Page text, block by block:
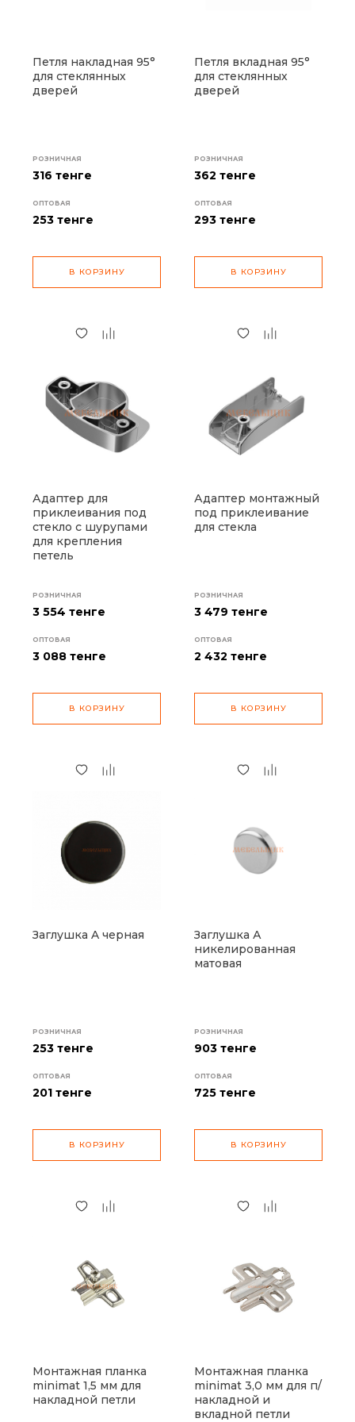
Петля накладная 95°
для стеклянных
дверей
РОЗНИЧНАЯ
316 тенге
ОПТОВАЯ
253 тенге
В КОРЗИНУ
Петля вкладная 95°
для стеклянных
дверей
РОЗНИЧНАЯ
362 тенге
ОПТОВАЯ
293 тенге
В КОРЗИНУ
Адаптер для
приклеивания под
стекло с шурупами
для крепления
петель
РОЗНИЧНАЯ
3 554 тенге
ОПТОВАЯ
3 088 тенге
В КОРЗИНУ
Адаптер монтажный
под приклеивание
для стекла
РОЗНИЧНАЯ
3 479 тенге
ОПТОВАЯ
2 432 тенге
В КОРЗИНУ
Заглушка A черная
РОЗНИЧНАЯ
253 тенге
ОПТОВАЯ
201 тенге
В КОРЗИНУ
Заглушка А
никелированная
матовая
РОЗНИЧНАЯ
903 тенге
ОПТОВАЯ
725 тенге
В КОРЗИНУ
Монтажная планка
minimat 1,5 мм для
накладной петли
Монтажная планка
minimat 3,0 мм для п/
накладной и
вкладной петли